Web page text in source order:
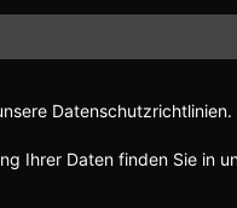
Datenschutzrichtlinien.
Ihrer Daten finden Sie in